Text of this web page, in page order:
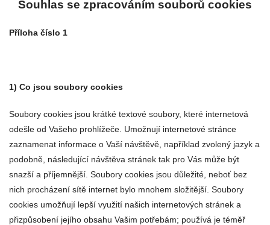
Souhlas se zpracováním souborů cookies
Příloha číslo 1
1) Co jsou soubory cookies
Soubory cookies jsou krátké textové soubory, které internetová
odešle od Vašeho prohlížeče. Umožnují internetové stránce
zaznamenat informace o Vaší návštěvě, například zvolený jazyk a
podobně, následující návštěva stránek tak pro Vás může být
snazší a příjemnější. Soubory cookies jsou důležité, neboť bez
nich procházení sítě internet bylo mnohem složitější. Soubory
cookies umožňují lepší využití našich internetových stránek a
přizpůsobení jejího obsahu Vašim potřebám; používá je téměř